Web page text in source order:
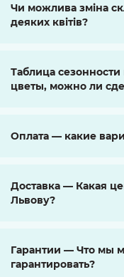
Чи можлива зміна
деяких квітів?
Таблица
цветы, можно ли
Оплата — какие
Доставка — Какая
Львову?
Гарантии — Что мы
гарантировать?